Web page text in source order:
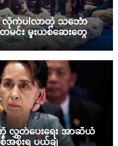
လိုက်ပါလာတဲ့ သင်္ဘော
မင်း မူးယစ်ဆေးတွေကို
လွှတ်ပေးရေး အာဆီယံ
အစိုးရ ပယ်ချ